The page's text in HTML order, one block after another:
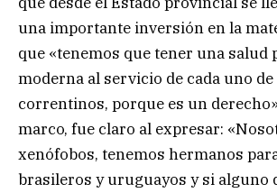
una importante inversión en la
que «tenemos que tener una salud
moderna al servicio de cada uno de
correntinos, porque es un
marco, fue claro al expresar:
xenófobos, tenemos hermanos
brasileros y uruguayos y si alguno